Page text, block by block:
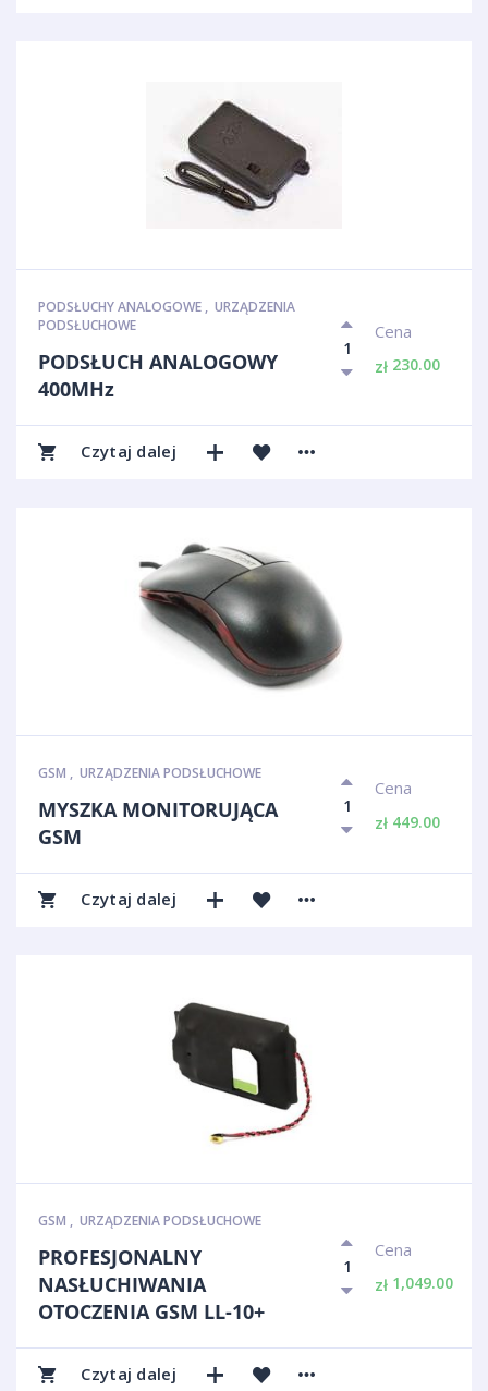
PODSŁUCHY ANALOGOWE , URZĄDZENIA
PODSŁUCHOWE
PODSŁUCH ANALOGOWY
400MHz
Cena
zł 230.00
Czytaj dalej
GSM , URZĄDZENIA PODSŁUCHOWE
MYSZKA MONITORUJĄCA
GSM
Cena
zł 449.00
Czytaj dalej
GSM , URZĄDZENIA PODSŁUCHOWE
PROFESJONALNY
NASŁUCHIWANIA
OTOCZENIA GSM LL-10+
Cena
zł 1,049.00
Czytaj dalej